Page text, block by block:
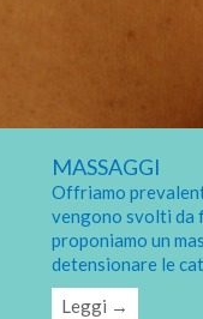
MASSAGGI
Offriamo
vengono svolti da
proponiamo un
detensionare le
Leggi →